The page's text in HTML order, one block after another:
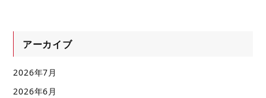
アーカイブ
2026年7月
2026年6月